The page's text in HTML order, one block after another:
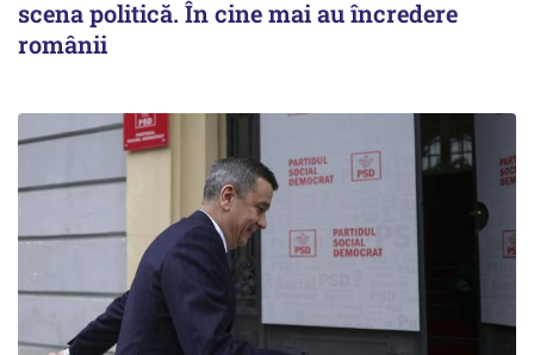
scena politică. În cine mai au încredere
românii